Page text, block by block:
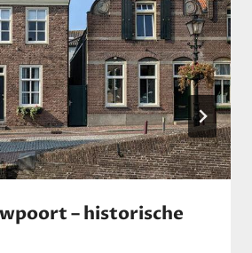
– historische